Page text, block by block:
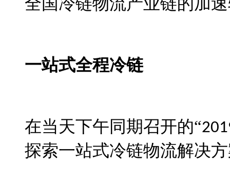
一站式全程冷链
在当天下午同期召开的“
探索一站式冷链物流解决